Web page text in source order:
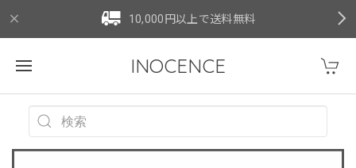
10,000円以上で送料無料
INOCENCE